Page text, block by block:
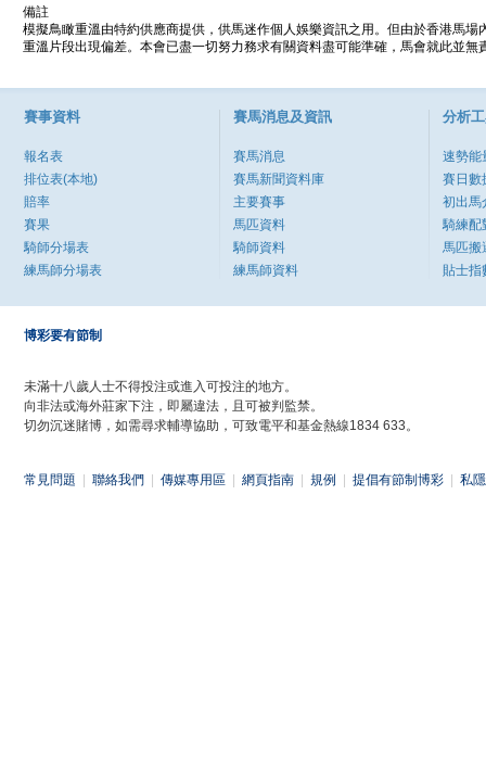
備註
模擬鳥瞰重溫由特約供應商提供，供馬迷作個人娛樂資訊之用。但由於香港馬
重溫片段出現偏差。本會已盡一切努力務求有關資料盡可能準確，馬會就此並
賽事資料
報名表
排位表(本地)
賠率
賽果
騎師分場表
練馬師分場表
賽馬消息及資訊
賽馬消息
賽馬新聞資料庫
主要賽事
馬匹資料
騎師資料
練馬師資料
分析
速勢能
賽日數
初出馬
騎練配
馬匹搬
貼士指
博彩要有節制
未滿十八歲人士不得投注或進入可投注的地方。
向非法或海外莊家下注，即屬違法，且可被判監禁。
切勿沉迷賭博，如需尋求輔導協助，可致電平和基金熱線1834 633。
常見問題 聯絡我們 傳媒專用區 網頁指南 規例 提倡有節制博彩 私